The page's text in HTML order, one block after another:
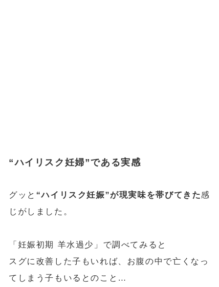
“ハイリスク妊婦”である実感
グッと “ハイリスク妊娠”が現実味を帯びてきた感
じがしました。
「妊娠初期 羊水過少」で調べてみると
スグに改善した子もいれば、お腹の中で亡くなっ
てしまう子もいるとのこと…